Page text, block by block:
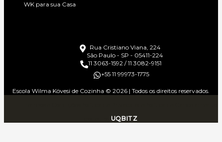
WK para sua Casa
Rua Cristiano Viana, 224
São Paulo - SP - 05411-224
11 3063-1592 / 11 3082-9151
+55 11 99973-1775
Escola Wilma Kövesi de Cozinha © 2026 | Todos os direitos reservados.
UQBITZ